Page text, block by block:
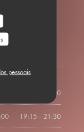
pessoais
12:00 - 14:00
19:15 - 21:30